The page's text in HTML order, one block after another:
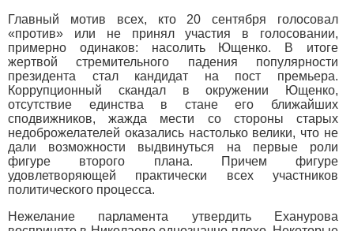
Главный мотив всех, кто 20 сентября голосовал
«против» или не принял участия в голосовании,
примерно одинаков: насолить Ющенко. В итоге
жертвой стремительного падения популярности
президента стал кандидат на пост премьера.
Коррупционный скандал в окружении Ющенко,
отсутствие единства в стане его ближайших
сподвижников, жажда мести со стороны старых
недоброжелателей оказались настолько велики, что не
дали возможности выдвинуться на первые роли
фигуре второго плана. Причем фигуре
удовлетворяющей практически всех участников
политического процесса.
Нежелание парламента утвердить Еханурова